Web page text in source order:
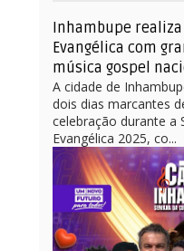
Inhambupe
Evangélica com
música gospel
A cidade de
dois dias marcantes
celebração durante a
Evangélica 2025, co...